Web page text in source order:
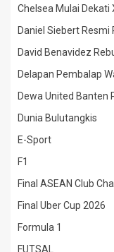
Chelsea Mulai Dekati
Daniel Siebert Resmi
David Benavidez
Delapan Pembalap
Dewa United Banten
Dunia Bulutangkis
E-Sport
F1
Final ASEAN Club
Final Uber Cup 2026
Formula 1
FUTSAL